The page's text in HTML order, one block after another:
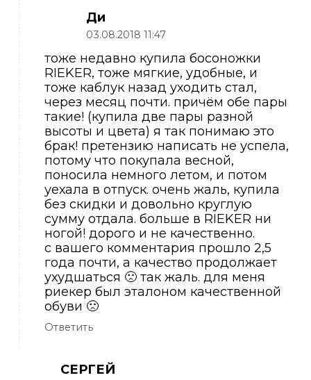
Ди
03.08.2018 11:47
тоже недавно купила босоножки
RIEKER, тоже мягкие, удобные, и
тоже каблук назад уходить стал,
через месяц почти. причём обе пары
такие! (купила две пары разной
высоты и цвета) я так понимаю это
брак! претензию написать не успела,
потому что покупала весной,
поносила немного летом, и потом
уехала в отпуск. очень жаль, купила
без скидки и довольно круглую
сумму отдала. больше в RIEKER ни
ногой! дорого и не качественно.
с вашего комментария прошло 2,5
года почти, а качество продолжает
ухудшаться 🙁 так жаль. для меня
риекер был эталоном качественной
обуви 🙁
Ответить
СЕРГЕЙ